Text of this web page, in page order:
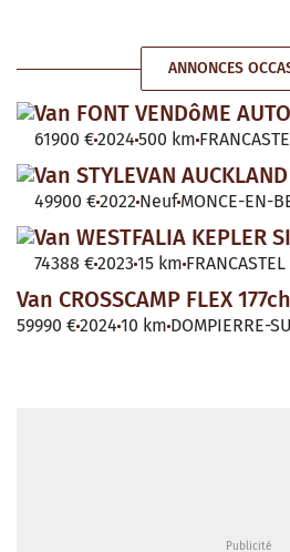
ANNONCES
Van FONT VENDôME
61900 €2024 500 km
Van STYLEVAN
49900 €2022 Neuf MONCE-EN-
Van WESTFALIA KEPLER
74388 €2023 15 km
Van CROSSCAMP FLEX
59990 €2024 10 km DOMPIERRE-